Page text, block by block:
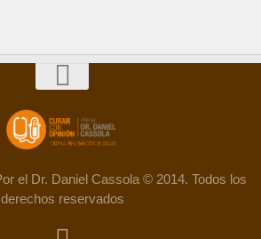
el Dr. Daniel Cassola © 2014. Todos los
derechos reservados